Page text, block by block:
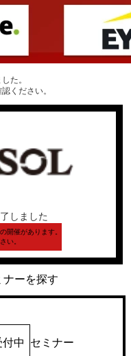
た。
ください。
しました
開催があります。
い。
ナーを探す
付中 セミナー